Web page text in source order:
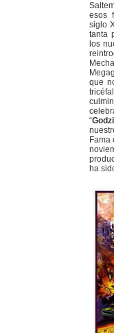
esos
siglo
tanta
los
que
“
Fama
ha